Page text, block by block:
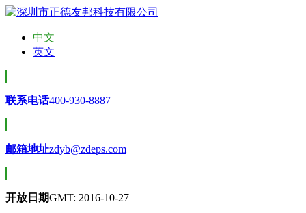
中文
英文
联系电话400-930-8887
邮箱地址zdyb@zdeps.com
开放日期GMT: 2016-10-27